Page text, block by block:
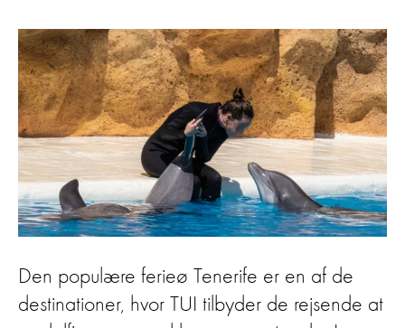
Den populære ferieø Tenerife er en af de
destinationer, hvor TUI tilbyder de rejsende at